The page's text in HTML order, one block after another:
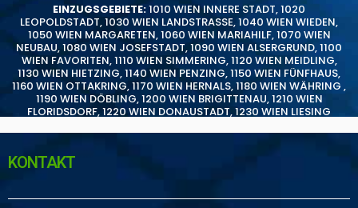
EINZUGSGEBIETE:1010 WIEN INNERE STADT,1020
LEOPOLDSTADT,1030 WIEN LANDSTRASSE,1040 WIEN WIEDEN,
1050 WIEN MARGARETEN,1060 WIEN MARIAHILF,1070 WIEN
NEUBAU,1080 WIEN JOSEFSTADT,1090 WIEN ALSERGRUND,1100
WIEN FAVORITEN,1110 WIEN SIMMERING,1120 WIEN MEIDLING,
1130 WIEN HIETZING,1140 WIEN PENZING,1150 WIEN FÜNFHAUS,
1160 WIEN OTTAKRING,1170 WIEN HERNALS,1180 WIEN WÄHRING ,
1190 WIEN DÖBLING,1200 WIEN BRIGITTENAU,1210 WIEN
FLORIDSDORF,1220 WIEN DONAUSTADT,1230 WIEN LIESING
KONTAKT